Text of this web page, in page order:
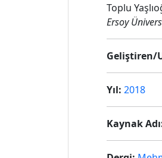
Toplu
Ersoy
Geliştiren/
Yıl: 2018
Kaynak